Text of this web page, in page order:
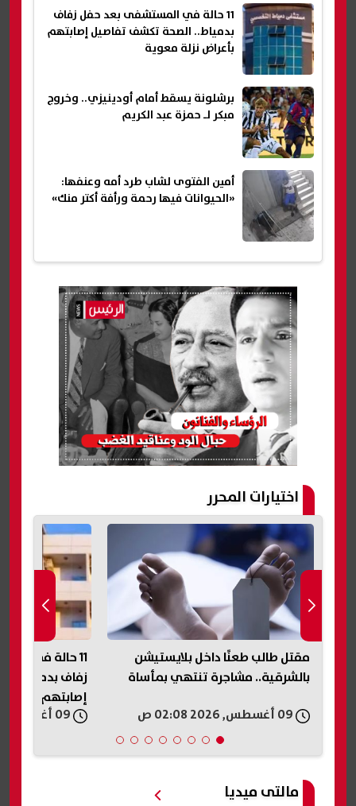
11 حالة في المستشفى بعد حفل زفاف
بدمياط.. الصحة تكشف تفاصيل إصابتهم
بأعراض نزلة معوية
برشلونة يسقط أمام أودينيزي.. وخروج
مبكر لـ حمزة عبد الكريم
أمين الفتوى لشاب طرد أمه وعنفها:
«الحيوانات فيها رحمة ورأفة أكتر منك»
اختيارات المحرر
11 حالة في المستشفى بعد حفل
زفاف بدمياط.. الصحة تكشف تفاصيل
شاحنة نقل
منشة
تتدخل
مالتى ميديا